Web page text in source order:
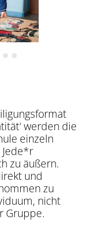
werden die
einzeln
zu äußern.
und
zu
nicht
Gruppe.